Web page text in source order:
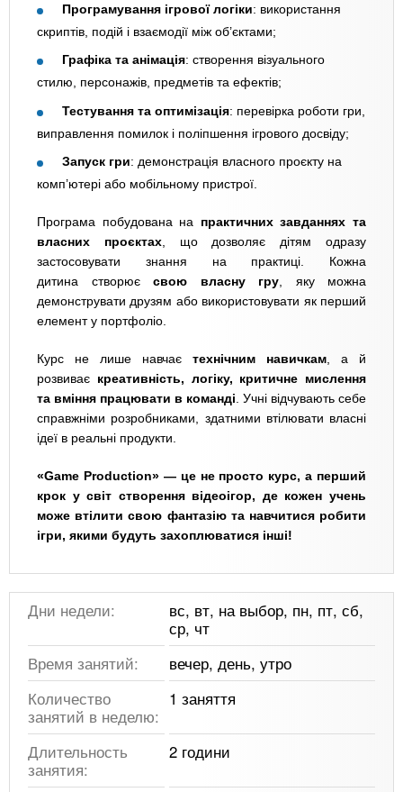
Програмування ігрової логіки: використання
скриптів, подій і взаємодії між об’єктами;
Графіка та анімація: створення візуального
стилю, персонажів, предметів та ефектів;
Тестування та оптимізація: перевірка роботи гри,
виправлення помилок і поліпшення ігрового досвіду;
Запуск гри: демонстрація власного проєкту на
комп’ютері або мобільному пристрої.
Програма побудована на практичних завданнях та
власних проєктах, що дозволяє дітям одразу
застосовувати знання на практиці. Кожна
дитина створює свою власну гру , яку можна
демонструвати друзям або використовувати як перший
елемент у портфоліо.
Курс не лише навчає технічним навичкам , а й
розвиває креативність, логіку, критичне мислення
та вміння працювати в команді . Учні відчувають себе
справжніми розробниками, здатними втілювати власні
ідеї в реальні продукти.
«Game Production» — це не просто курс, а перший
крок у світ створення відеоігор, де кожен учень
може втілити свою фантазію та навчитися робити
ігри, якими будуть захоплюватися інші!
Дни недели:
вс, вт, на выбор, пн, пт, сб,
ср, чт
Время занятий:
вечер, день, утро
Количество
занятий в неделю:
1 заняття
Длительность
занятия:
2 години